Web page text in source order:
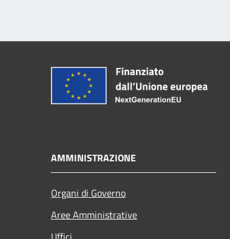
AMMINISTRAZIONE
Organi di Governo
Aree Amministrative